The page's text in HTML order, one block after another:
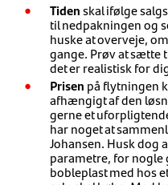
Tidenskal ifølge
til nedpakningen og
huske at overveje,
gange. Prøv at sætte
det er realistisk for
Prisen på flytningen
afhængigt af den
gerne et
har noget at
Johansen. Husk dog
parametre, for nogle
bobleplast med hos